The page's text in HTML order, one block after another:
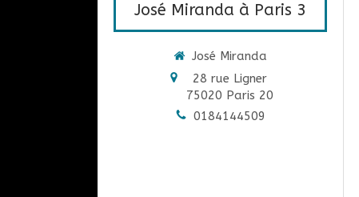
José Miranda à Paris 3
José Miranda
28 rue Ligner
75020 Paris 20
0184144509